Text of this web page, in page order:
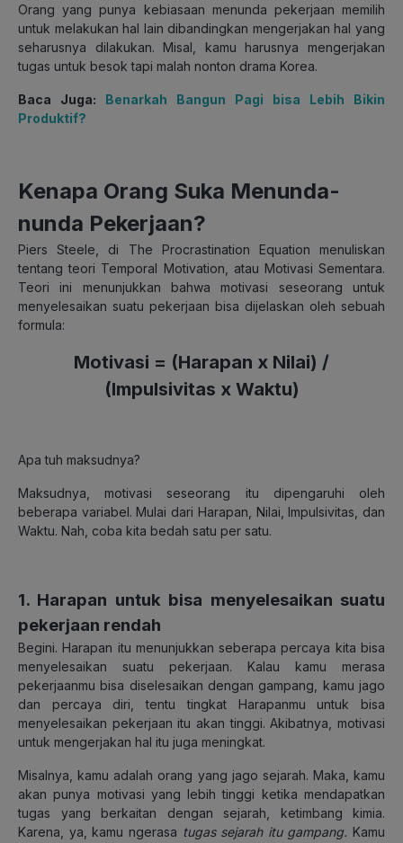
Orang yang punya kebiasaan menunda pekerjaan memilih
untuk melakukan hal lain dibandingkan mengerjakan hal yang
seharusnya dilakukan. Misal, kamu harusnya mengerjakan
tugas untuk besok tapi malah nonton drama Korea.
Baca Juga: Benarkah Bangun Pagi bisa Lebih Bikin
Produktif?
Kenapa Orang Suka Menunda-
nunda Pekerjaan?
Piers Steele, di The Procrastination Equation menuliskan
tentang teori Temporal Motivation, atau Motivasi Sementara.
Teori ini menunjukkan bahwa motivasi seseorang untuk
menyelesaikan suatu pekerjaan bisa dijelaskan oleh sebuah
formula:
Motivasi = (Harapan x Nilai) /
(Impulsivitas x Waktu)
Apa tuh maksudnya?
Maksudnya, motivasi seseorang itu dipengaruhi oleh
beberapa variabel. Mulai dari Harapan, Nilai, Impulsivitas, dan
Waktu. Nah, coba kita bedah satu per satu.
1. Harapan untuk bisa menyelesaikan suatu
pekerjaan rendah
Begini. Harapan itu menunjukkan seberapa percaya kita bisa
menyelesaikan suatu pekerjaan. Kalau kamu merasa
pekerjaanmu bisa diselesaikan dengan gampang, kamu jago
dan percaya diri, tentu tingkat Harapanmu untuk bisa
menyelesaikan pekerjaan itu akan tinggi. Akibatnya, motivasi
untuk mengerjakan hal itu juga meningkat.
Misalnya, kamu adalah orang yang jago sejarah. Maka, kamu
akan punya motivasi yang lebih tinggi ketika mendapatkan
tugas yang berkaitan dengan sejarah, ketimbang kimia.
Karena, ya, kamu ngerasa tugas sejarah itu gampang. Kamu